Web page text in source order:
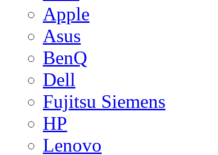
Apple
Asus
BenQ
Dell
Fujitsu Siemens
HP
Lenovo